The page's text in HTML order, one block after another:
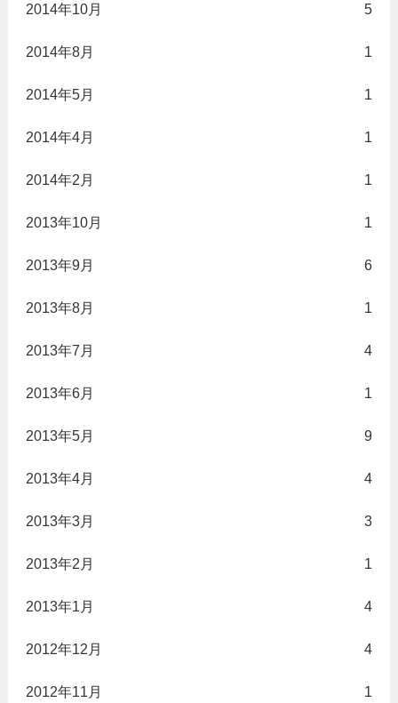
2014年10月 5
2014年8月 1
2014年5月 1
2014年4月 1
2014年2月 1
2013年10月 1
2013年9月 6
2013年8月 1
2013年7月 4
2013年6月 1
2013年5月 9
2013年4月 4
2013年3月 3
2013年2月 1
2013年1月 4
2012年12月 4
2012年11月 1